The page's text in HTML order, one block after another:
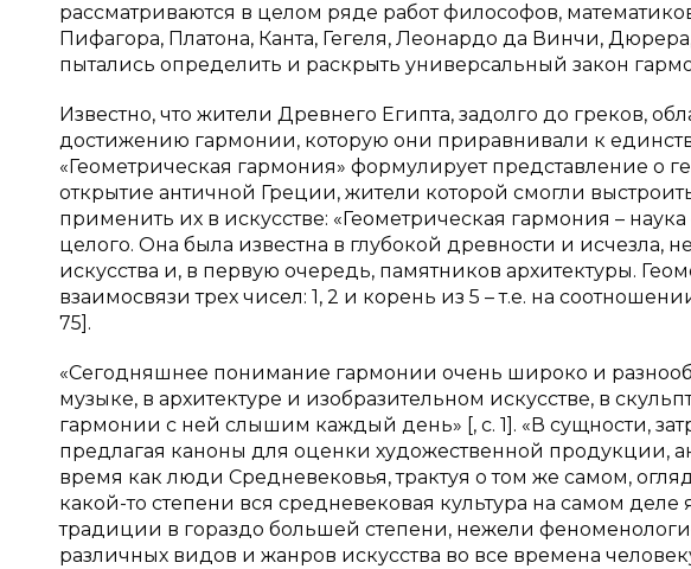
рассматриваются в целом ряде работ философов,
Пифагора, Платона, Канта, Гегеля, Леонардо да Винчи,
пытались определить и раскрыть универсальный закон
Известно, что жители Древнего Египта, задолго до греков,
достижению гармонии, которую они приравнивали к
«Геометрическая гармония» формулирует представление о
открытие античной Греции, жители которой смогли
применить их в искусстве: «Геометрическая гармония –
целого. Она была известна в глубокой древности и исчезла,
искусства и, в первую очередь, памятников архитектуры.
взаимосвязи трех чисел: 1, 2 и корень из 5 – т.е. на
75].
«Сегодняшнее понимание гармонии очень широко и
музыке, в архитектуре и изобразительном искусстве, в
гармонии с ней слышим каждый день» [, с. 1]. «В сущности,
предлагая каноны для оценки художественной продукции,
время как люди Средневековья, трактуя о том же самом,
какой-то степени вся средневековая культура на самом
традиции в гораздо большей степени, нежели
различных видов и жанров искусства во все времена